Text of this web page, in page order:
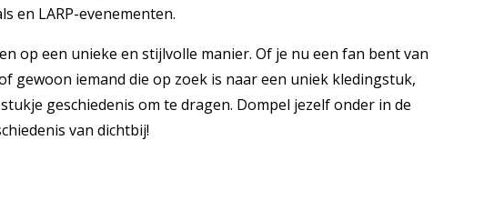
en LARP-evenementen.
op een unieke en stijlvolle manier. Of je nu een fan bent van
gewoon iemand die op zoek is naar een uniek kledingstuk,
geschiedenis om te dragen. Dompel jezelf onder in de
van dichtbij!